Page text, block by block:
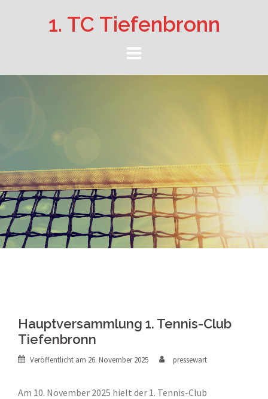
1. TC Tiefenbronn
Hauptversammlung 1. Tennis-Club
Tiefenbronn
Veröffentlicht am 26. November 2025 pressewart
Am 10. November 2025 hielt der 1. Tennis-Club